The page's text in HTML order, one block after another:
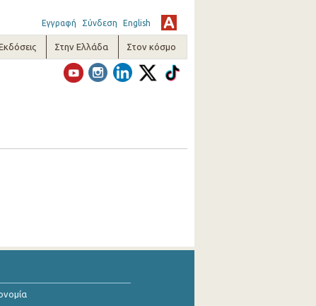
Εγγραφή Σύνδεση English
Στην Ελλάδα Στον κόσμο